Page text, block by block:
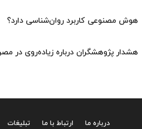
هوش مصنوعی کاربرد روان‌شناسی دارد؟
هشدار پژوهشگران درباره زیاده‌روی در
درباره ما ارتباط با ما تبلیغات